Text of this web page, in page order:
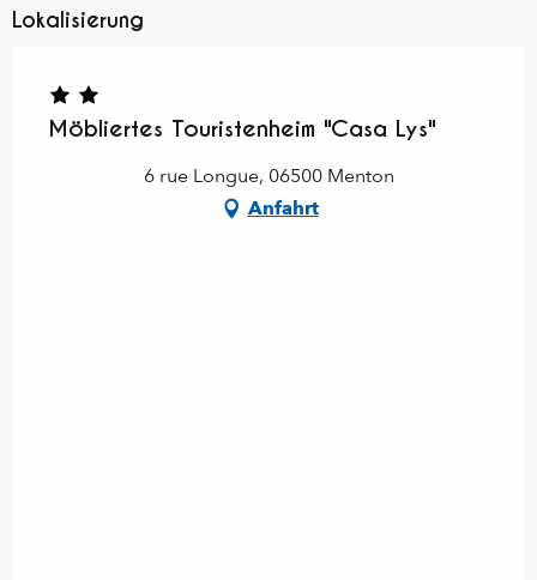
Lokalisierung
Möbliertes Touristenheim "Casa Lys"
6 rue Longue, 06500 Menton
Anfahrt